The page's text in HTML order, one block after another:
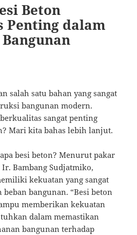
Beton
Penting dalam
salah satu bahan yang sangat
bangunan modern.
sangat penting
Mari kita bahas lebih lanjut.
besi beton? Menurut pakar
Bambang Sudjatmiko,
kekuatan yang sangat
bangunan. “Besi beton
memberikan kekuatan
dalam memastikan
bangunan terhadap